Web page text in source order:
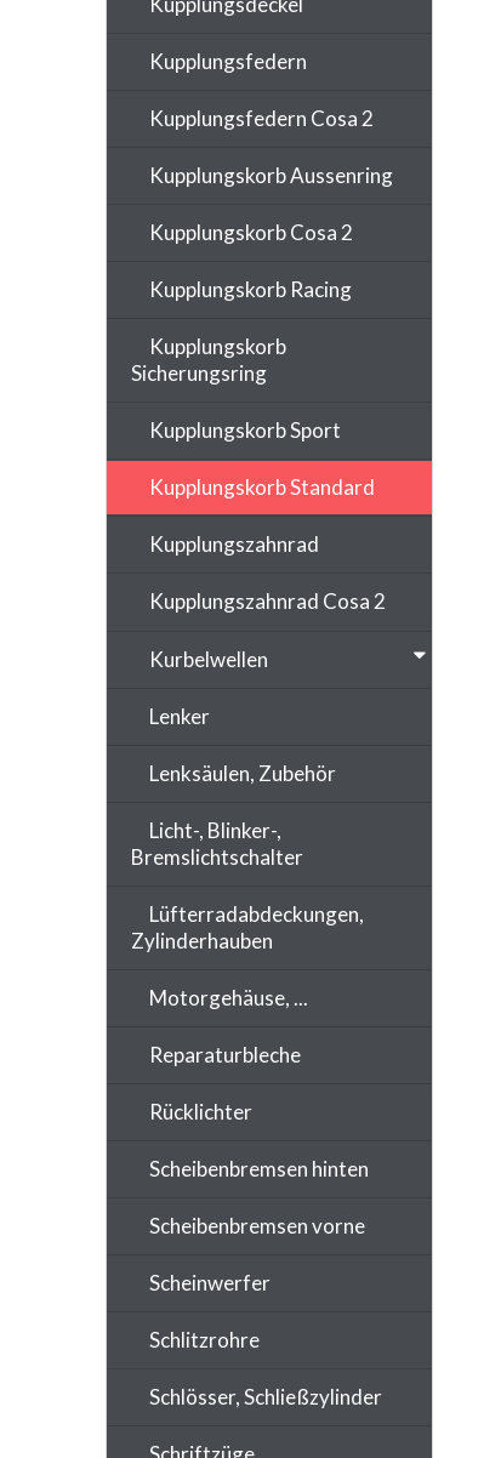
Kupplungsfedern
Kupplungsfedern Cosa 2
Kupplungskorb Aussenring
Kupplungskorb Cosa 2
Kupplungskorb Racing
Kupplungskorb
Sicherungsring
Kupplungskorb Sport
Kupplungskorb Standard
Kupplungszahnrad
Kupplungszahnrad Cosa 2
Kurbelwellen
Lenker
Lenksäulen, Zubehör
Licht-, Blinker-,
Bremslichtschalter
Lüfterradabdeckungen,
Zylinderhauben
Motorgehäuse, ...
Reparaturbleche
Rücklichter
Scheibenbremsen hinten
Scheibenbremsen vorne
Scheinwerfer
Schlitzrohre
Schlösser, Schließzylinder